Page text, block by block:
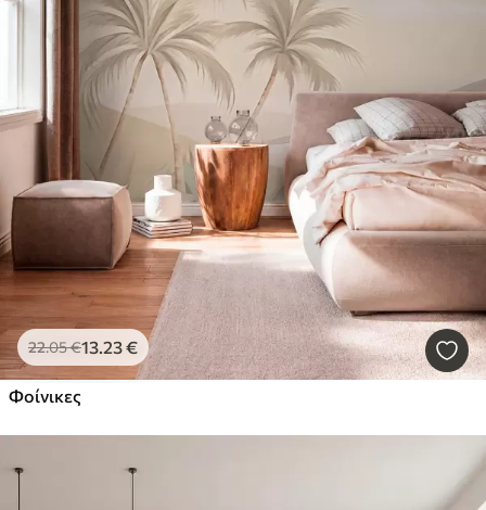
22.05€13 .23€
Φοίνικες